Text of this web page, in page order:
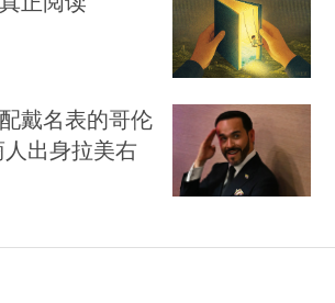
戴名表的哥伦
出身拉美右